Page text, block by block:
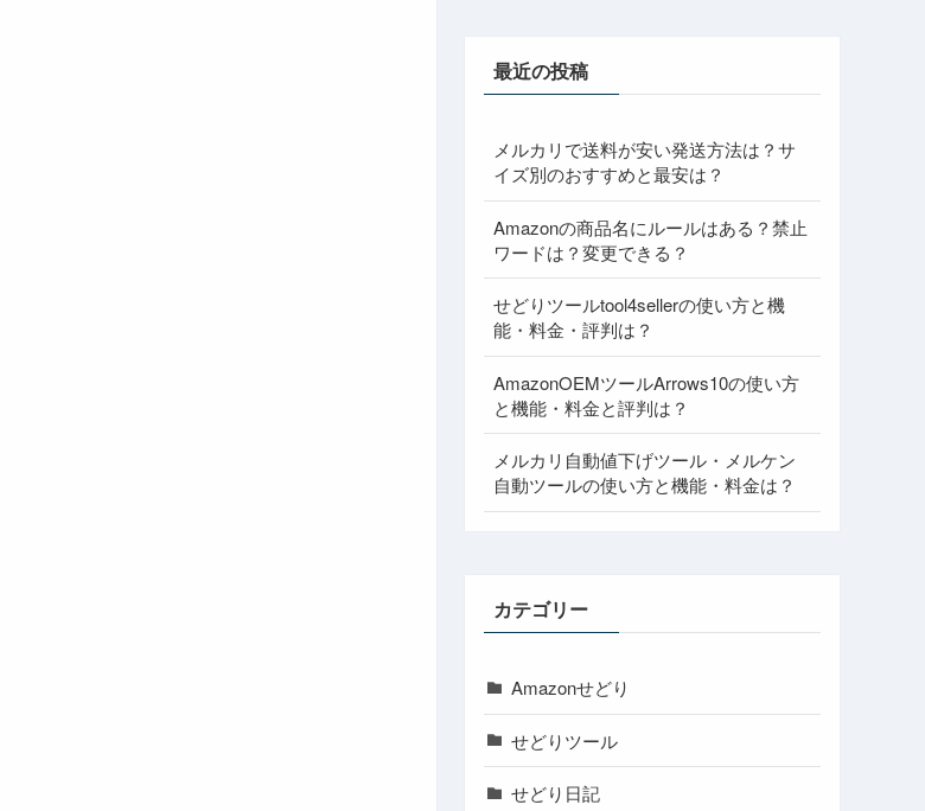
最近の投稿
メルカリで送料が安い発送方法は？サ
イズ別のおすすめと最安は？
Amazonの商品名にルールはある？禁止
ワードは？変更できる？
せどりツールtool4sellerの使い方と機
能・料金・評判は？
AmazonOEMツールArrows10の使い方
と機能・料金と評判は？
メルカリ自動値下げツール・メルケン
自動ツールの使い方と機能・料金は？
カテゴリー
Amazonせどり
せどりツール
せどり日記